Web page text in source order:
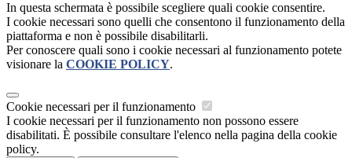
In questa schermata è possibile scegliere quali cookie consentire.
I cookie necessari sono quelli che consentono il funzionamento della
piattaforma e non è possibile disabilitarli.
Per conoscere quali sono i cookie necessari al funzionamento potete
visionare la COOKIE POLICY.
Cookie necessari per il funzionamento
I cookie necessari per il funzionamento non possono essere
disabilitati. È possibile consultare l'elenco nella pagina della cookie
policy.